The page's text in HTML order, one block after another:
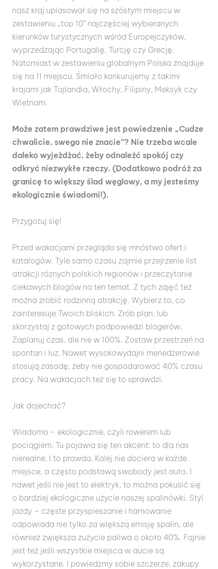
nasz kraj uplasował się na szóstym miejscu w
zestawieniu „top 10” najczęściej wybieranych
kierunków turystycznych wśród Europejczyków,
wyprzedzając Portugalię, Turcję czy Grecję.
Natomiast w zestawieniu globalnym Polska znajduje
się na 11 miejscu. Śmiało konkurujemy z takimi
krajami jak Tajlandia, Włochy, Filipiny, Meksyk czy
Wietnam.
Może zatem prawdziwe jest powiedzenie „Cudze
chwalicie, swego nie znacie”? Nie trzeba wcale
daleko wyjeżdżać, żeby odnaleźć spokój czy
odkryć niezwykłe rzeczy. (Dodatkowo podróż za
granicę to większy ślad węglowy, a my jesteśmy
ekologicznie świadomi!).
Przygotuj się!
Przed wakacjami przegląda się mnóstwo ofert i
katalogów. Tyle samo czasu zajmie przejrzenie list
atrakcji różnych polskich regionów i przeczytanie
ciekawych blogów na ten temat. Z tych zajęć też
można zrobić rodzinną atrakcję. Wybierz to, co
zainteresuje Twoich bliskich. Zrób plan, lub
skorzystaj z gotowych podpowiedzi blogerów.
Zaplanuj czas, ale nie w 100%. Zostaw przestrzeń na
spontan i luz. Nawet wysokowydajni menedżerowie
stosują zasadę, żeby nie gospodarować 40% czasu
pracy. Na wakacjach też się to sprawdzi.
Jak dojechać?
Wiadomo – ekologicznie, czyli rowerem lub
pociągiem. Tu pojawia się ten akcent: to dla nas
nierealne. I to prawda. Kolej nie dociera w każde
miejsce, a często podstawą swobody jest auto. I
nawet jeśli nie jest to elektryk, to można pokusić się
o bardziej ekologiczne użycie naszej spalinówki. Styl
jazdy – częste przyspieszanie i hamowanie
odpowiada nie tylko za większą emisję spalin, ale
również zwiększa zużycie paliwa o około 40%. Fajnie
jest też jeśli wszystkie miejsca w aucie są
wykorzystane. I powiedzmy sobie szczerze, zakupy